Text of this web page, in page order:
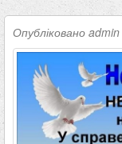
Опубліковано admin